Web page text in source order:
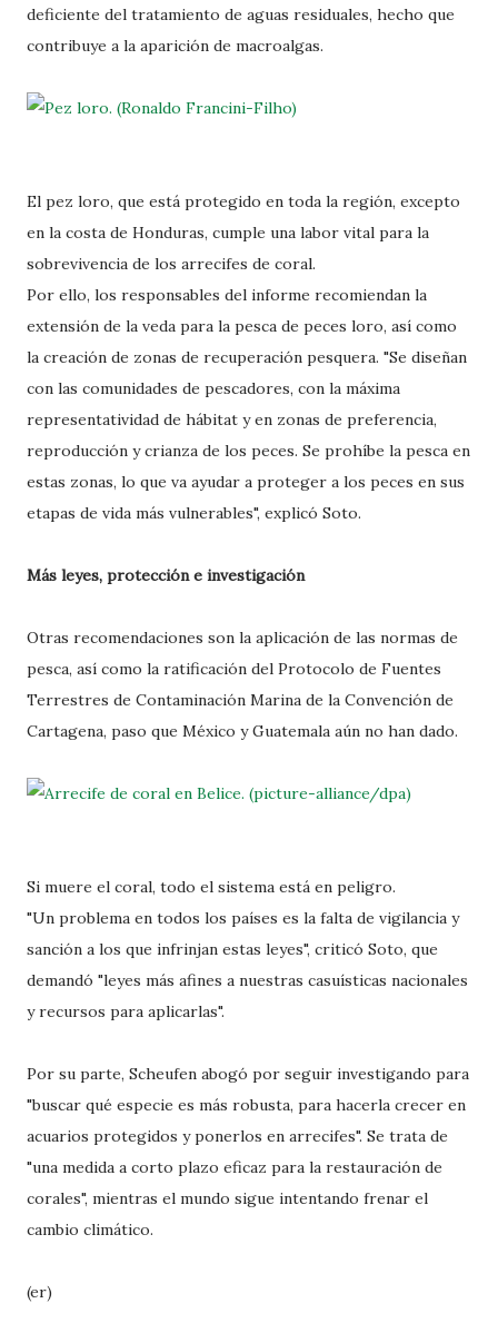
deficiente del tratamiento de aguas residuales, hecho que
contribuye a la aparición de macroalgas.
El pez loro, que está protegido en toda la región, excepto
en la costa de Honduras, cumple una labor vital para la
sobrevivencia de los arrecifes de coral.
Por ello, los responsables del informe recomiendan la
extensión de la veda para la pesca de peces loro, así como
la creación de zonas de recuperación pesquera. "Se diseñan
con las comunidades de pescadores, con la máxima
representatividad de hábitat y en zonas de preferencia,
reproducción y crianza de los peces. Se prohíbe la pesca en
estas zonas, lo que va ayudar a proteger a los peces en sus
etapas de vida más vulnerables", explicó Soto.
Más leyes, protección e investigación
Otras recomendaciones son la aplicación de las normas de
pesca, así como la ratificación del Protocolo de Fuentes
Terrestres de Contaminación Marina de la Convención de
Cartagena, paso que México y Guatemala aún no han dado.
Si muere el coral, todo el sistema está en peligro.
"Un problema en todos los países es la falta de vigilancia y
sanción a los que infrinjan estas leyes", criticó Soto, que
demandó "leyes más afines a nuestras casuísticas nacionales
y recursos para aplicarlas".
Por su parte, Scheufen abogó por seguir investigando para
"buscar qué especie es más robusta, para hacerla crecer en
acuarios protegidos y ponerlos en arrecifes". Se trata de
"una medida a corto plazo eficaz para la restauración de
corales", mientras el mundo sigue intentando frenar el
cambio climático.
(er)